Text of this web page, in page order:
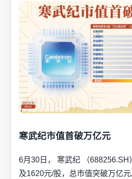
寒武纪市值首破万亿元
6月30日， 寒武纪 （688256.SH
及1620元/股，总市值突破万亿